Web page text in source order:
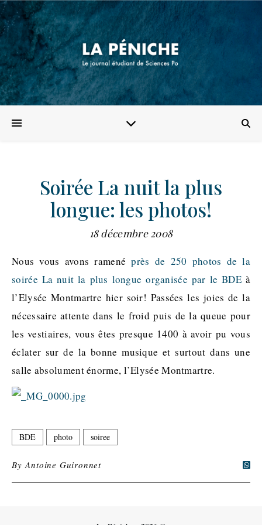
Soirée La nuit la plus
longue: les photos!
18 décembre 2008
Nous vous avons ramenéprès de 250 photos de la
soirée La nuit la plus longue organisée par le BDEà
l’Elysée Montmartre hier soir! Passées les joies de la
nécessaire attente dans le froid puis de la queue pour
les vestiaires, vous êtes presque 1400 à avoir pu vous
éclater sur de la bonne musique et surtout dans une
salle absolument énorme, l’Elysée Montmartre.
BDE photo soiree
ByAntoine Guironnet